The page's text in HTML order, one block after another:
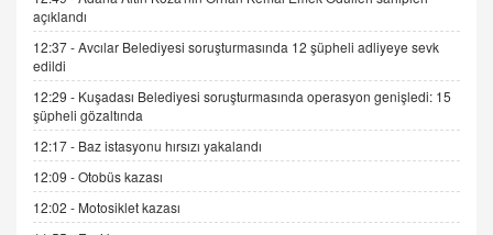
İNCİ GÜL AKÖL
Trump Keşke Adana'yı da Ziyaret Etse...
06.07.2026 13:00
ADEM AKÖL
Esed Destekçilerinin Yüzüne Vurulan Şamar:
Sednaya
11.12.2024 12:30
açıklandı
12:37 -Avcılar Belediyesi soruşturmasında 12 şüpheli adliyeye sevk
edildi
12:29 - Kuşadası Belediyesi soruşturmasında operasyon genişledi: 15
şüpheli gözaltında
12:17 - Baz istasyonu hırsızı yakalandı
12:09 -Otobüs kazası
12:02 - Motosiklet kazası